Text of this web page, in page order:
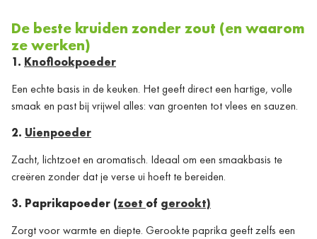
De beste kruiden zonder zout (en waarom
ze werken)
1. Knoflookpoeder
Een echte basis in de keuken. Het geeft direct een hartige, volle
smaak en past bij vrijwel alles: van groenten tot vlees en sauzen.
2. Uienpoeder
Zacht, lichtzoet en aromatisch. Ideaal om een smaakbasis te
creëren zonder dat je verse ui hoeft te bereiden.
3. Paprikapoeder (zoet of gerookt)
Zorgt voor warmte en diepte. Gerookte paprika geeft zelfs een